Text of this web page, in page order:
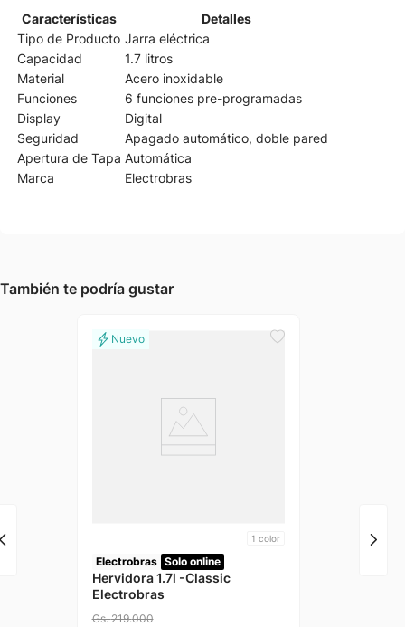
Características
Detalles
Tipo de Producto Jarra eléctrica
Capacidad
1.7 litros
Material
Acero inoxidable
Funciones
6 funciones pre-programadas
Display
Digital
Seguridad
Apagado automático, doble pared
Apertura de Tapa Automática
Marca
Electrobras
También te podría gustar
1 color
Electrobras Solo online
Hervidora 1.7l -Classic
Electrobras
Gs. 219.000